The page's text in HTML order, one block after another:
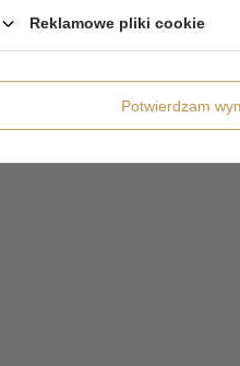
Reklamowe pliki cookie
Potwierdzam